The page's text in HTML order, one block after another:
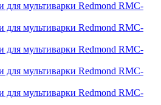
для мультиварки Redmond RMC-
для мультиварки Redmond RMC-
для мультиварки Redmond RMC-
для мультиварки Redmond RMC-
для мультиварки Redmond RMC-